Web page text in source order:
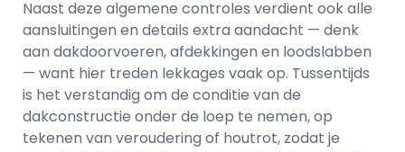
Naast deze algemene controles verdient ook alle
aansluitingen en details extra aandacht — denk
aan dakdoorvoeren, afdekkingen en loodslabben
— want hier treden lekkages vaak op. Tussentijds
is het verstandig om de conditie van de
dakconstructie onder de loep te nemen, op
tekenen van veroudering of houtrot, zodat je